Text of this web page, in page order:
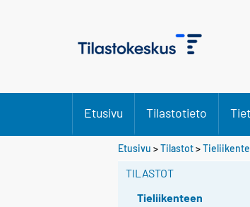
Etusivu Tilastotieto
Etusivu >Tilastot>
TILASTOT
Tieliikenteen